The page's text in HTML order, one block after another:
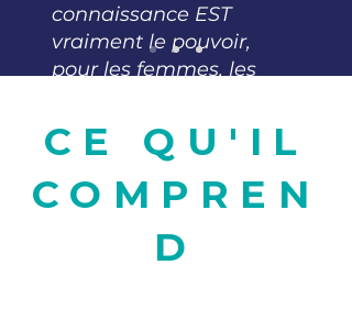
connaissance EST
vraiment le pouvoir,
pour les femmes, les
monde !
CE QU'IL
COMPREN
D